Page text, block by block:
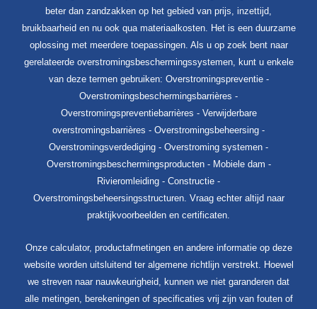
beter dan zandzakken op het gebied van prijs, inzettijd,
bruikbaarheid en nu ook qua materiaalkosten. Het is een duurzame
oplossing met meerdere toepassingen. Als u op zoek bent naar
gerelateerde overstromingsbeschermingssystemen, kunt u enkele
van deze termen gebruiken: Overstromingspreventie -
Overstromingsbeschermingsbarrières -
Overstromingspreventiebarrières - Verwijderbare
overstromingsbarrières - Overstromingsbeheersing -
Overstromingsverdediging - Overstroming systemen -
Overstromingsbeschermingsproducten - Mobiele dam -
Rivieromleiding - Constructie -
Overstromingsbeheersingsstructuren. Vraag echter altijd naar
praktijkvoorbeelden en certificaten.
Onze calculator, productafmetingen en andere informatie op deze
website worden uitsluitend ter algemene richtlijn verstrekt. Hoewel
we streven naar nauwkeurigheid, kunnen we niet garanderen dat
alle metingen, berekeningen of specificaties vrij zijn van fouten of